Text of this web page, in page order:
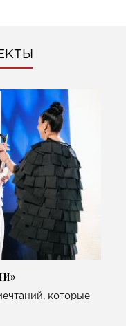
которые